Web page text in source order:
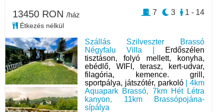
Szállás Szilveszter Brassó
Négyfalu Villa |
Erdőszélen
tisztáson, folyó mellett, konyha,
ebédlő, WIFI, terasz, kert-udvar,
filagória, kemence. grill,
sportpálya, játszótér, parkoló| 4km
Aquapark Brassó, 7km Hét Létra
kanyon, 11km Brassópojána-
sípálya
13450 RON /ház
Étkezés nélkül
1 - 14
3
7